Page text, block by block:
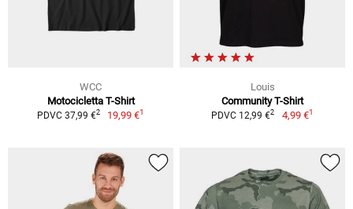
WCC
Motocicletta T-Shirt
PDVC 37,99 €2 19,99 €1
Louis
Community T-Shirt
PDVC 12,99 €2 4,99 €1